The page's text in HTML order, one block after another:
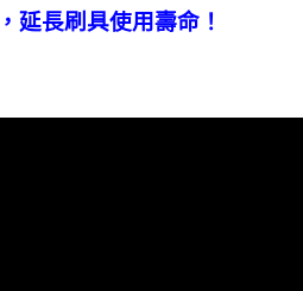
延長刷具使用壽命！